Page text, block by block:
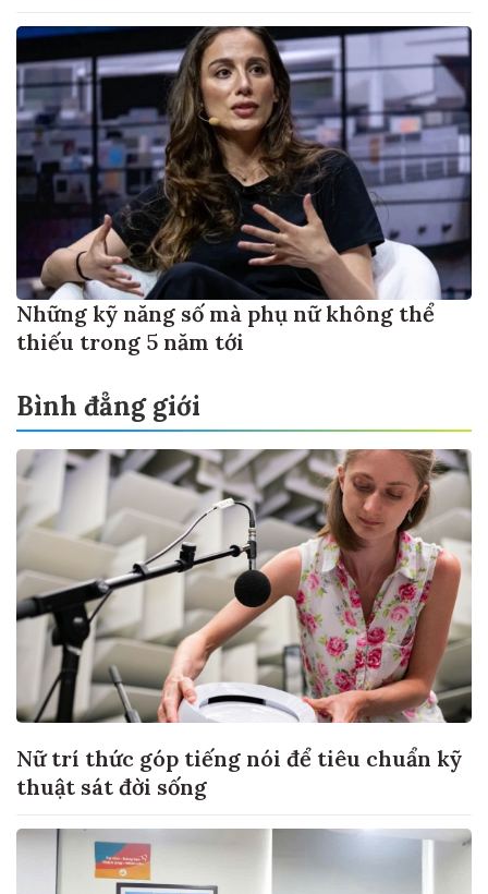
Những kỹ năng số mà phụ nữ không thể
thiếu trong 5 năm tới
Bình đẳng giới
Nữ trí thức góp tiếng nói để tiêu chuẩn kỹ
thuật sát đời sống